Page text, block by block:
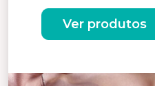
Ver produtos